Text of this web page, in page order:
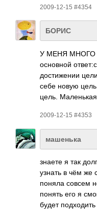
2009-12-15 #4354
БОРИС
У МЕНЯ МНОГО
осно­вной
дост­ижении
себе новую
цель.
2009-12-15 #4353
машенька
знаете я так
узнать в чём же
поняла совсем
понять его я
будет